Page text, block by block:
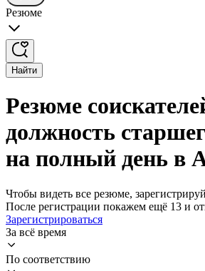
Резюме
Найти
Резюме
должность
на полный день в
Чтобы видеть все резюме,
После регистрации покажем ещё 13 и
Зарегистрироваться
За всё время
По соответствию